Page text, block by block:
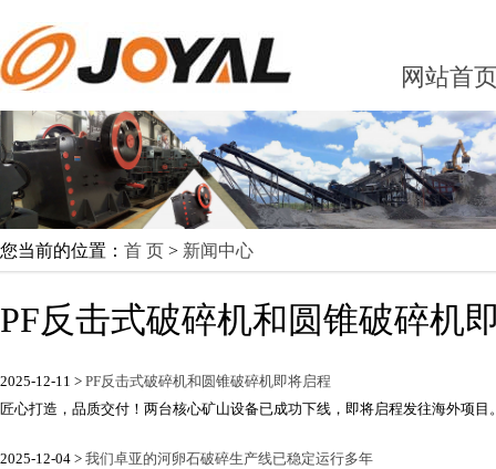
网站首
您当前的位置： 首 页 > 新闻中心
PF反击式破碎机和圆锥破碎机
2025-12-11 > PF反击式破碎机和圆锥破碎机即将启程
匠心打造，品质交付！两台核心矿山设备已成功下线，即将启程发往海外项
2025-12-04 > 我们卓亚的河卵石破碎生产线已稳定运行多年